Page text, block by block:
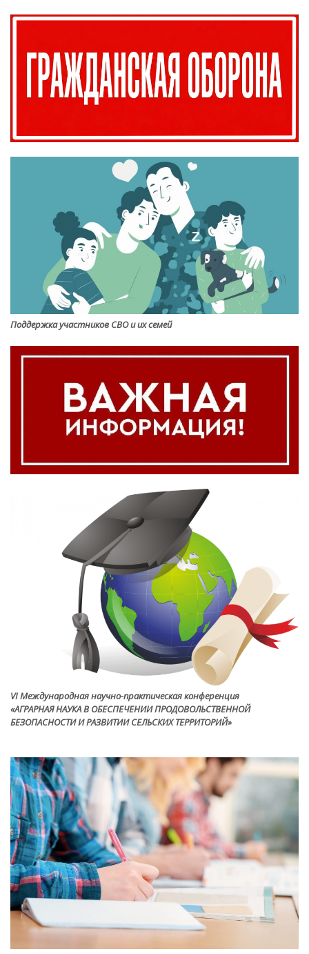
Поддержка участников СВО и их семей
VI Международная научно-практическая конференция
«АГРАРНАЯ НАУКА В ОБЕСПЕЧЕНИИ ПРОДОВОЛЬСТВЕННОЙ
БЕЗОПАСНОСТИ И РАЗВИТИИ СЕЛЬСКИХ ТЕРРИТОРИЙ»